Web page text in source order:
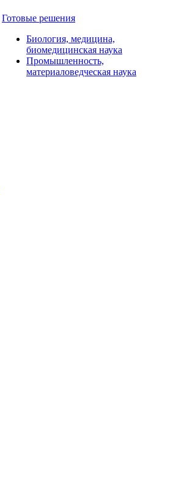
Готовые решения
Биология, медицина,
биомедицинская наука
Промышленность,
материаловедческая наука